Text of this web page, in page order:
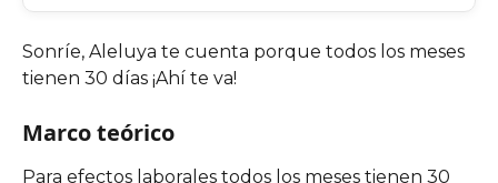
Sonríe, Aleluya te cuenta porque todos los meses
tienen 30 días ¡Ahí te va!
Marco teórico
Para efectos laborales todos los meses tienen 30